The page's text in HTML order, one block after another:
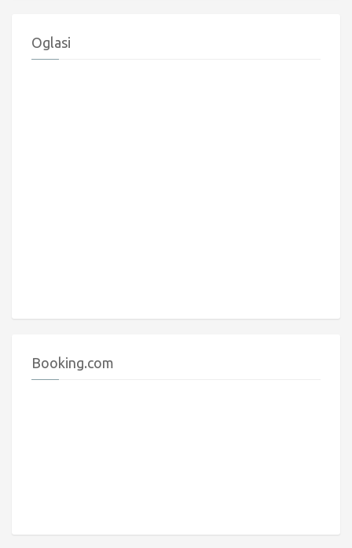
Oglasi
Booking.com